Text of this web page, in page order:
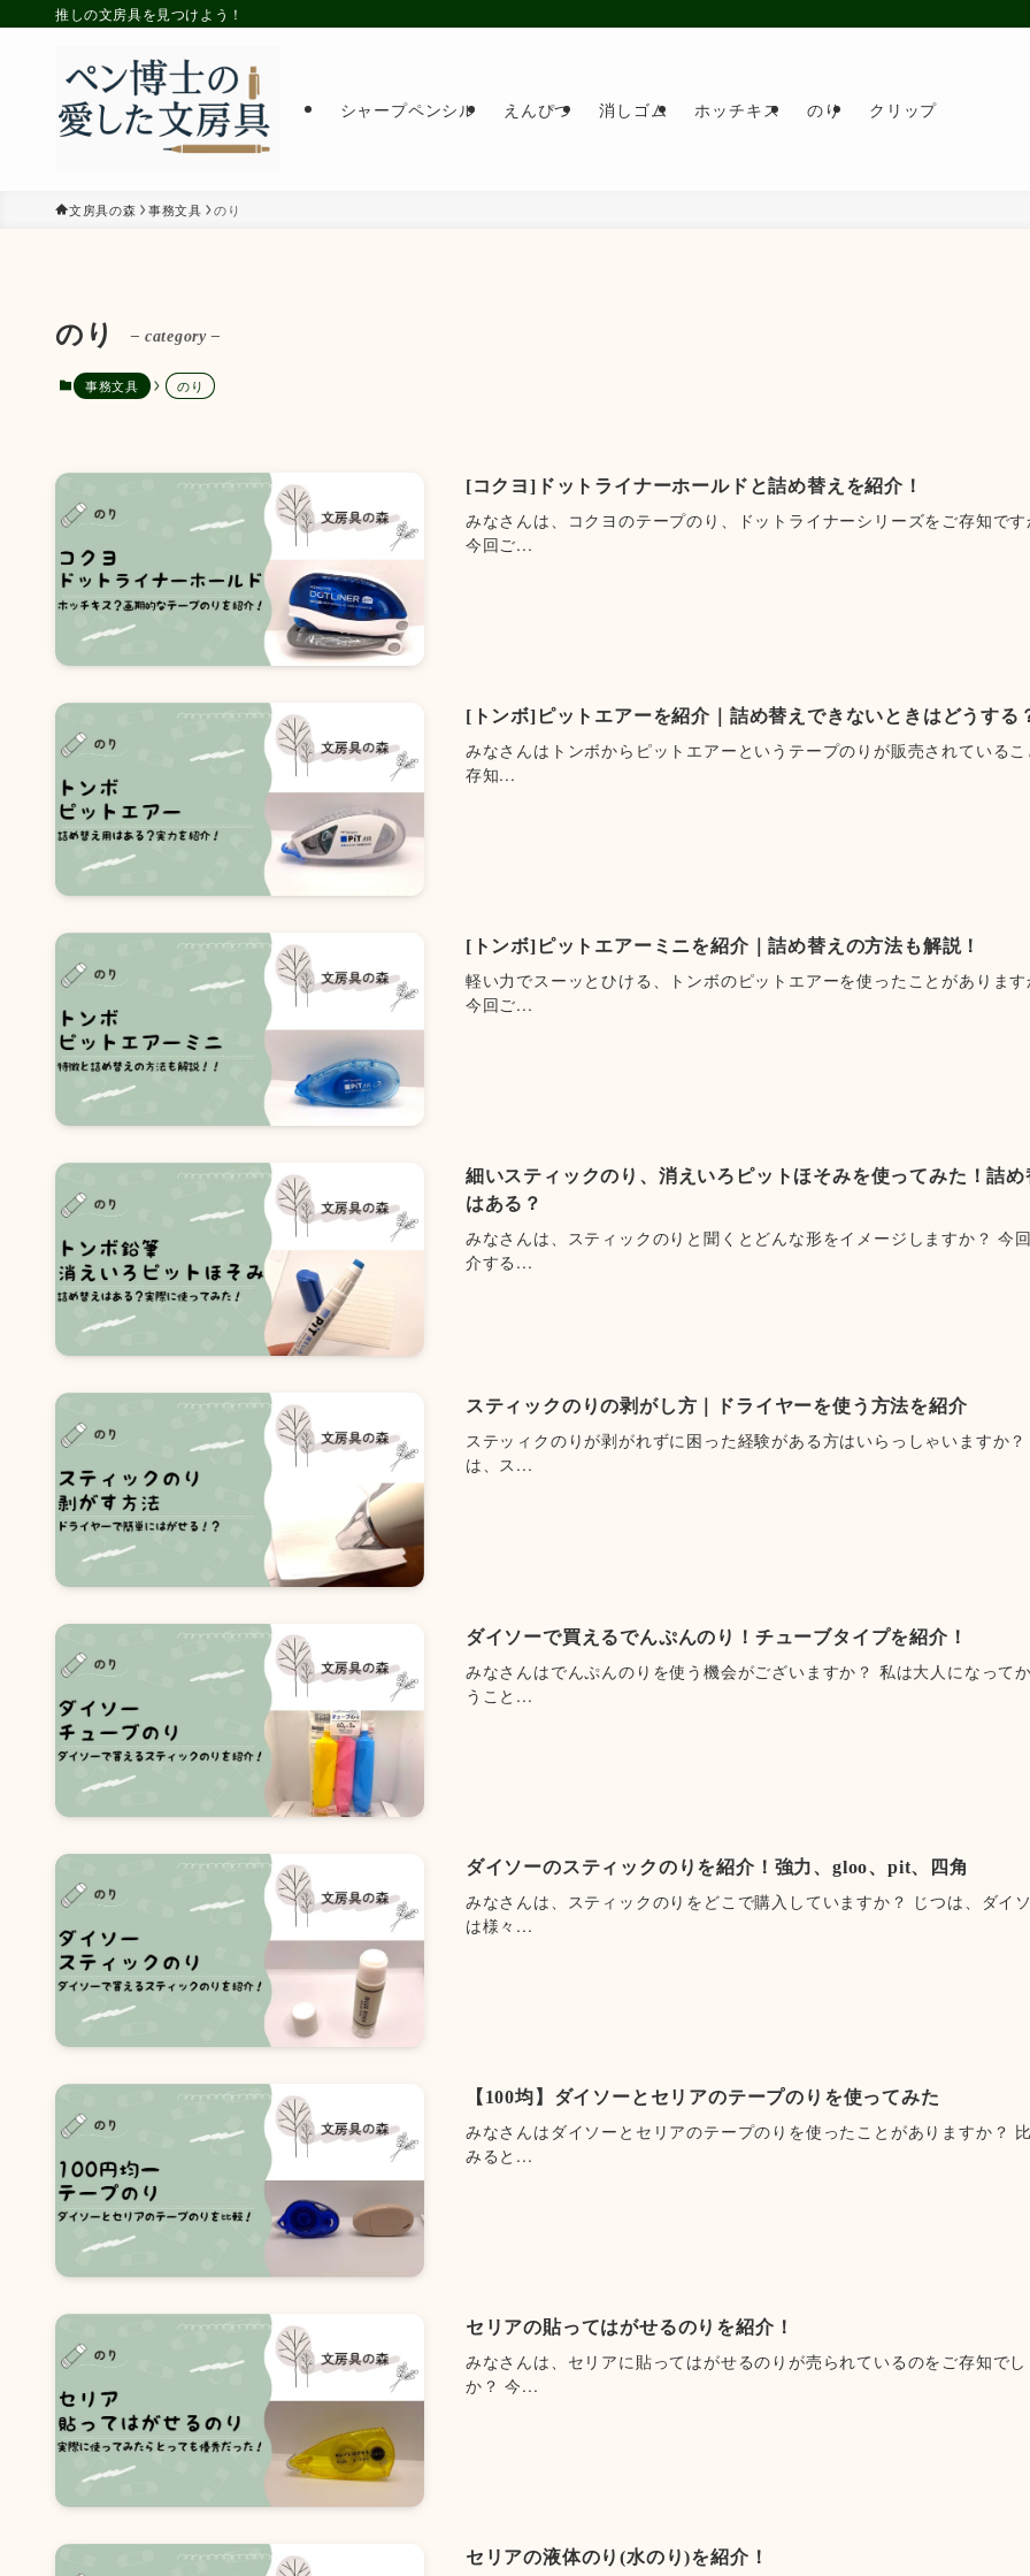
推しの文房具を見つけよう！
シャープペンシル えんぴつ 消しゴム ホッチキス のり クリップ
文房具の森 事務文具 のり
のり – category –
事務文具 のり
[コクヨ]ドットライナーホールドと詰め替えを紹介！
みなさんは、コクヨのテープのり、ドットライナーシリーズをご存知です
今回ご...
[トンボ]ピットエアーを紹介｜詰め替えできないときはどうする
みなさんはトンボからピットエアーというテープのりが販売されている
存知...
[トンボ]ピットエアーミニを紹介｜詰め替えの方法も解説！
軽い力でスーッとひける、トンボのピットエアーを使ったことがあります
今回ご...
細いスティックのり、消えいろピットほそみを使ってみた！詰め
はある？
みなさんは、スティックのりと聞くとどんな形をイメージしますか？ 今
介する...
スティックのりの剥がし方｜ドライヤーを使う方法を紹介
ステッィクのりが剥がれずに困った経験がある方はいらっしゃいますか
は、ス...
ダイソーで買えるでんぷんのり！チューブタイプを紹介！
みなさんはでんぷんのりを使う機会がございますか？ 私は大人になって
うこと...
ダイソーのスティックのりを紹介！強力、gloo、pit、四角
みなさんは、スティックのりをどこで購入していますか？ じつは、ダイ
は様々...
【100均】ダイソーとセリアのテープのりを使ってみた
みなさんはダイソーとセリアのテープのりを使ったことがありますか？
みると...
セリアの貼ってはがせるのりを紹介！
みなさんは、セリアに貼ってはがせるのりが売られているのをご存知でし
か？ 今...
セリアの液体のり(水のり)を紹介！